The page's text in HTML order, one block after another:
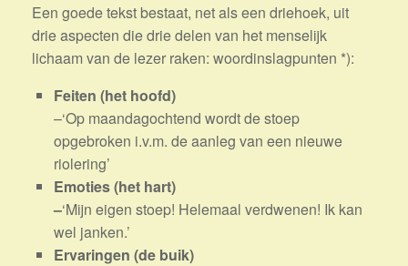
Een goede tekst bestaat, net als een driehoek, uit
drie aspecten die drie delen van het menselijk
lichaam van de lezer raken: woordinslagpunten *):
Feiten (het hoofd)
–‘Op maandagochtend wordt de stoep
opgebroken i.v.m. de aanleg van een nieuwe
riolering’
Emoties (het hart)
–‘Mijn eigen stoep! Helemaal verdwenen! Ik kan
wel janken.’
Ervaringen (de buik)